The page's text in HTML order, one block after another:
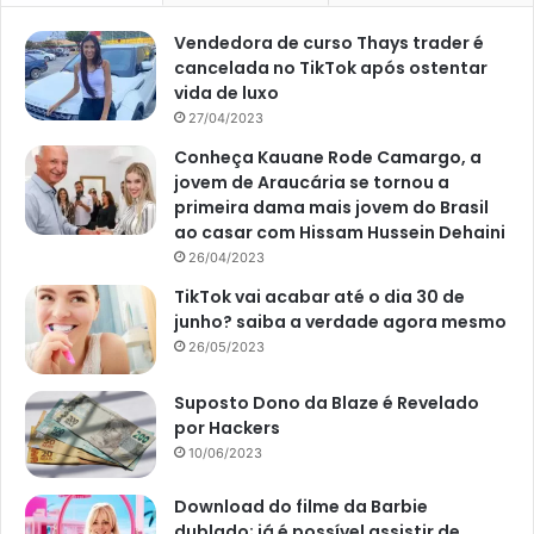
Reportagem sobre organização plantas – Reprodução Site Casa da
Abril
Aposte nas camadas
Criar camadas, por meio de tamanhos, texturas e pontos é
mais do que aconselhável. Isso se deve ao fato de que, ao
aplicar esse tipo de organização, você poderá criar um
ambiente moderno e, ao mesmo tempo, muito acolhedor.
Sem dúvidas, a sensação de bem-estar vai estar presente
no ambiente onde as camadas forem criadas. Vale
destacar que, para tal, você poderá apostar em diferentes
tipos de espécies, bem como diferentes tamanhos de
vasos.
Vendedora de curso Thays trader é
cancelada no TikTok após ostentar
vida de luxo
27/04/2023
Conheça Kauane Rode Camargo, a
jovem de Araucária se tornou a
primeira dama mais jovem do Brasil
ao casar com Hissam Hussein Dehaini
26/04/2023
TikTok vai acabar até o dia 30 de
junho? saiba a verdade agora mesmo
26/05/2023
Suposto Dono da Blaze é Revelado
por Hackers
10/06/2023
Download do filme da Barbie